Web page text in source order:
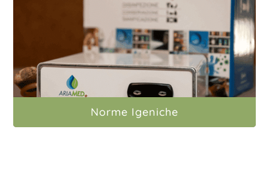
Norme Igeniche